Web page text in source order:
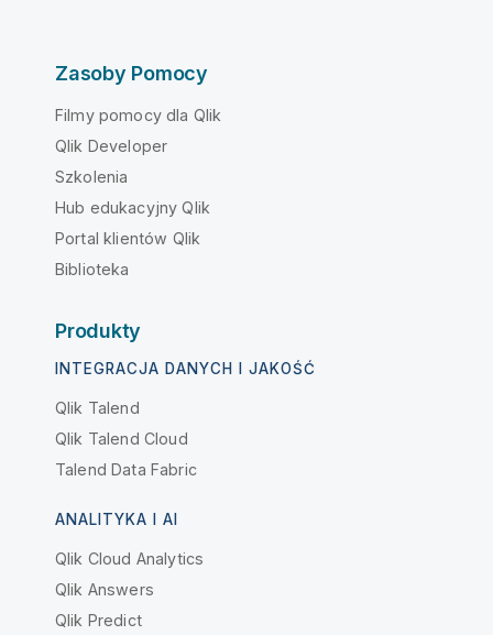
Zasoby Pomocy
Filmy pomocy dla Qlik
Qlik Developer
Szkolenia
Hub edukacyjny Qlik
Portal klientów Qlik
Biblioteka
Produkty
INTEGRACJA DANYCH I JAKOŚĆ
Qlik Talend
Qlik Talend Cloud
Talend Data Fabric
ANALITYKA I AI
Qlik Cloud Analytics
Qlik Answers
Qlik Predict